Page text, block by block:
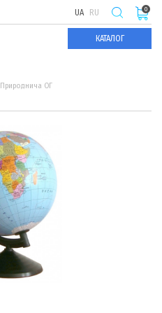
UA RU
КАТАЛОГ
0
Природнича ОГ